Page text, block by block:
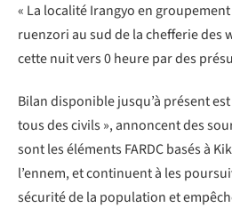
« La localité Irangyo en
ruenzori au sud de la chefferie des
cette nuit vers 0 heure par des
Bilan disponible jusqu’à présent
tous des civils », annoncent des
sont les éléments FARDC basés à
l’ennem, et continuent à les
sécurité de la population et